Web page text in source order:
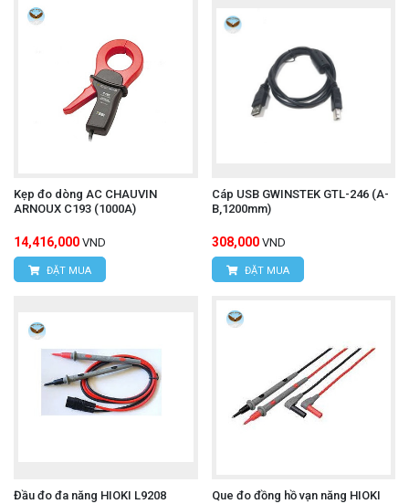
Các đặc điểm nổi bật và thông số kỹ
thuật chính:
Loại đầu dò: Đầu dò Pincher (Pincher Probe /
Tweezer Probe).
(C), và điện trở (R) của các linh kiện điện tử.
Thiết kế: Dạng kẹp (như cái nhíp) với hai đầu
tiếp xúc nhỏ gọn. Mỗi đầu tiếp xúc có thiết kế 2-
terminal (hai cực), nhưng hệ thống tổng thể với
máy đo LCR của Hioki thường là 4-terminal pair
(bốn cực). Điều này giúp loại bỏ ảnh hưởng của
điện trở dây dẫn và tiếp xúc, đảm bảo độ chính
xác cao cho các phép đo trở kháng thấp hoặc tần
Kẹp đo dòng AC CHAUVIN
ARNOUX C193 (1000A)
14,416,000 VND
ĐẶT MUA
Cáp USB GWINSTEK GTL-246 (A-
B,1200mm)
308,000 VND
ĐẶT MUA
Đầu đo đa năng HIOKI L9208
Que đo đồng hồ vạn năng HIOKI